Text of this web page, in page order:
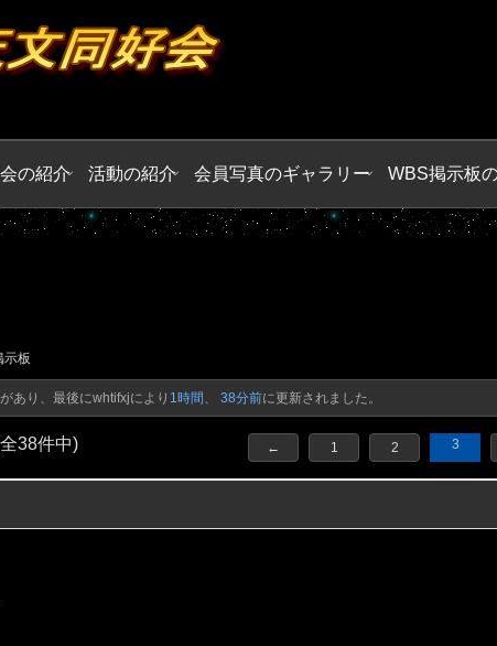
の紹介 活動の紹介 会員写真のギャラリー WBS掲示板
示板
あり、最後にwhtifxjにより 1時間、 38分前に更新されました。
38件中) ← 1 2 3